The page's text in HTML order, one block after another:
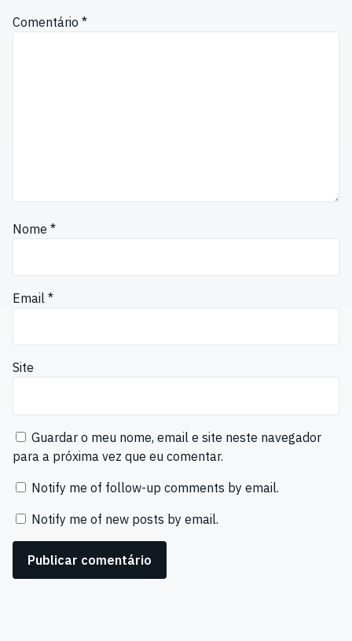
Comentário *
Nome *
Email *
Site
Guardar o meu nome, email e site neste navegador
para a próxima vez que eu comentar.
Notify me of follow-up comments by email.
Notify me of new posts by email.